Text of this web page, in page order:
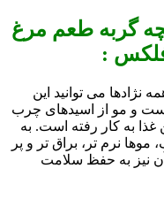
گربه طعم مرغ
های همه نژادها می توانید این
و مو از اسیدهای چرب
این غذا به کار رفته است. به
موها نرم تر، براق تر و پر
نیز به حفظ سلامت